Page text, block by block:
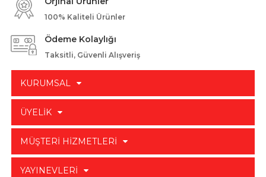
100% Kaliteli Ürünler
Ödeme Kolaylığı
Taksitli, Güvenli Alışveriş
KURUMSAL
ÜYELİK
MÜŞTERİ HİZMETLERİ
YAYINEVLERİ